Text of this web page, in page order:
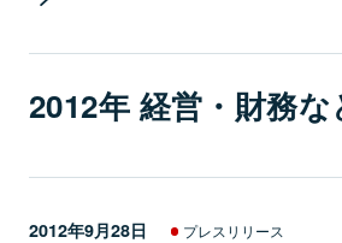
2012年 経営・財務な
2012年9月28日 プレスリリース